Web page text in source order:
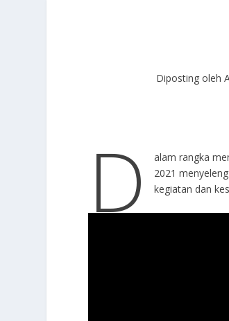
Diposting oleh
D
alam rangka
2021
kegiatan dan